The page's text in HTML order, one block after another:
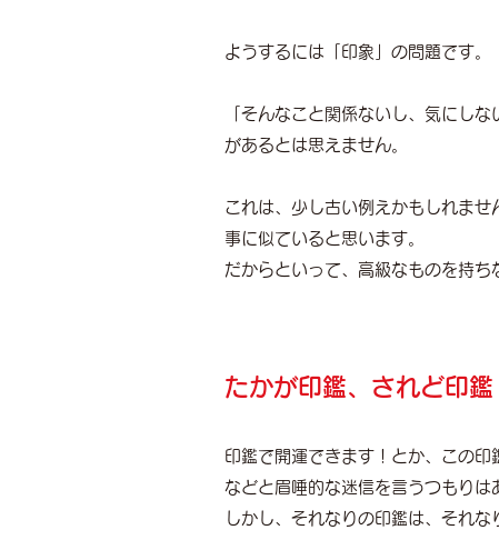
ようするには「印象」の問題です。
「そんなこと関係ないし、気にし
があるとは思えません。
これは、少し古い例えかもしれま
事に似ていると思います。
だからといって、高級なものを持ち
たかが印鑑、されど印鑑
印鑑で開運できます！とか、この印
などと眉唾的な迷信を言うつもりは
しかし、それなりの印鑑は、それな